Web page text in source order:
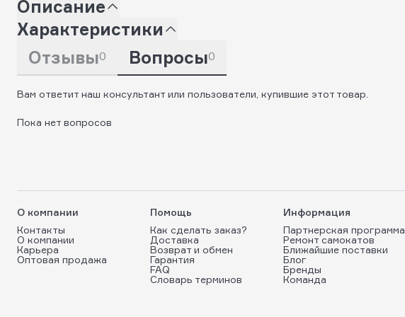
Описание
Характеристики
Отзывы0 Вопросы0
Вам ответит наш консультант или пользователи, купившие этот товар.
Пока нет вопросов
О компании
Контакты
О компании
Карьера
Оптовая продажа
Помощь
Как сделать заказ?
Доставка
Возврат и обмен
Гарантия
FAQ
Словарь терминов
Информация
Партнерская программа
Ремонт самокатов
Ближайшие поставки
Блог
Бренды
Команда